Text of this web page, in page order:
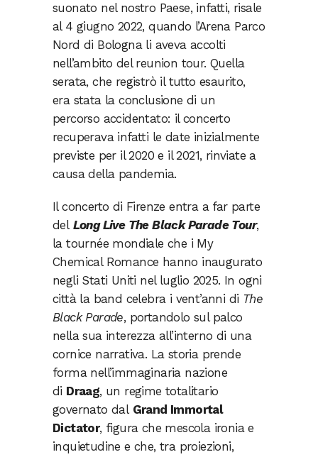
suonato nel nostro Paese, infatti, risale
al 4 giugno 2022, quando l’Arena Parco
Nord di Bologna li aveva accolti
nell’ambito del reunion tour. Quella
serata, che registrò il tutto esaurito,
era stata la conclusione di un
percorso accidentato: il concerto
recuperava infatti le date inizialmente
previste per il 2020 e il 2021, rinviate a
causa della pandemia.
Il concerto di Firenze entra a far parte
del Long Live The Black Parade Tour,
la tournée mondiale che i My
Chemical Romance hanno inaugurato
negli Stati Uniti nel luglio 2025. In ogni
città la band celebra i vent’anni di The
Black Parade, portandolo sul palco
nella sua interezza all’interno di una
cornice narrativa. La storia prende
forma nell’immaginaria nazione
di Draag, un regime totalitario
governato dal Grand Immortal
Dictator, figura che mescola ironia e
inquietudine e che, tra proiezioni,